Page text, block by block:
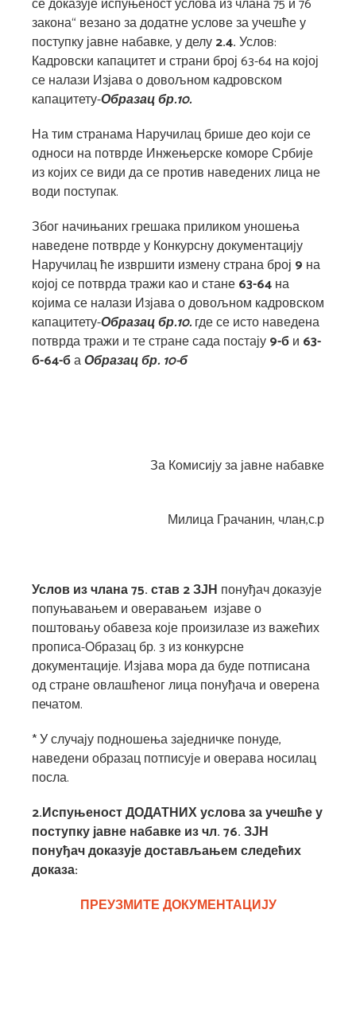
се доказује испуњеност услова из члана 75 и 76
закона“ везано за додатне услове за учешће у
поступку јавне набавке, у делу2.4.Услов:
Кадровски капацитет и страни број 63-64 на којој
се налази Изјава о довољном кадровском
капацитету-Образац бр.10.
На тим странама Наручилац брише део који се
односи на потврде Инжењерске коморе Србије
из којих се види да се против наведених лица не
води поступак.
Због начињаних грешака приликом уношења
наведене потврде у Конкурсну документацију
Наручилац ће извршити измену страна број 9 на
којој се потврда тражи као и стане63-64на
којима се налази Изјава о довољном кадровском
капацитету-Образац бр.10.где се исто наведена
потврда тражи и те стране сада постају9-би 63-
б-64-баОбразац бр. 10-б
За Комисију за јавне набавке
Милица Грачанин, члан,с.р
Услов из члана 75. став 2 ЗЈН понуђач доказује
попуњавањем и оверавањем изјаве о
поштовању обавеза које произилазе из важећих
прописа-Образац бр. 3 из конкурсне
документације. Изјава мора да буде потписана
од стране овлашћеног лица понуђача и оверена
печатом.
* У случају подношења заједничке понуде,
наведени образац потписујe и оверава носилац
посла.
2.Испуњеност ДОДАТНИХ услова за учешће у
поступку јавне набавке из чл. 76. ЗЈН
понуђач доказује достављањем следећих
доказа:
ПРЕУЗМИТЕ ДОКУМЕНТАЦИЈУ